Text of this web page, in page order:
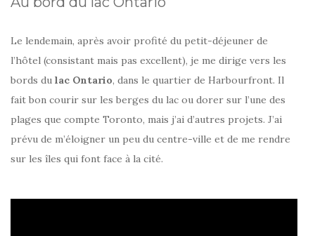
Le lendemain, après avoir profité du petit-déjeuner de
l’hôtel (consistant mais pas excellent), je me dirige vers les
bords du lac Ontario, dans le quartier de Harbourfront. Il
fait bon courir sur les berges du lac ou dorer sur l’une des
plages que compte Toronto, mais j’ai d’autres projets. J’ai
prévu de m’éloigner un peu du centre-ville et de me rendre
sur les îles qui font face à la cité.